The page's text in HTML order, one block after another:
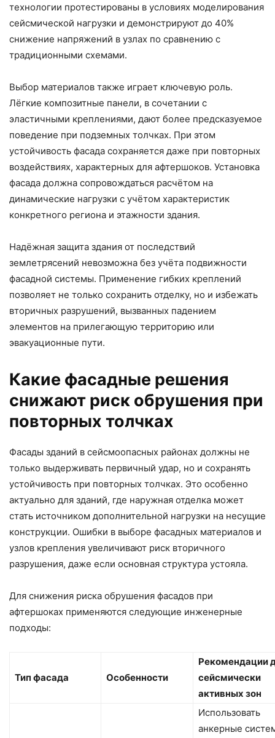
технологии протестированы в условиях моделирования
сейсмической нагрузки и демонстрируют до 40%
снижение напряжений в узлах по сравнению с
традиционными схемами.
Выбор материалов также играет ключевую роль.
Лёгкие композитные панели, в сочетании с
эластичными креплениями, дают более предсказуемое
поведение при подземных толчках. При этом
устойчивость фасада сохраняется даже при повторных
воздействиях, характерных для афтершоков. Установка
фасада должна сопровождаться расчётом на
динамические нагрузки с учётом характеристик
конкретного региона и этажности здания.
Надёжная защита здания от последствий
землетрясений невозможна без учёта подвижности
фасадной системы. Применение гибких креплений
позволяет не только сохранить отделку, но и избежать
вторичных разрушений, вызванных падением
элементов на прилегающую территорию или
эвакуационные пути.
Какие фасадные решения
снижают риск обрушения при
повторных толчках
Фасады зданий в сейсмоопасных районах должны не
только выдерживать первичный удар, но и сохранять
устойчивость при повторных толчках. Это особенно
актуально для зданий, где наружная отделка может
стать источником дополнительной нагрузки на несущие
конструкции. Ошибки в выборе фасадных материалов и
узлов крепления увеличивают риск вторичного
разрушения, даже если основная структура устояла.
Для снижения риска обрушения фасадов при
афтершоках применяются следующие инженерные
подходы:
Тип фасада Особенности
Рекомендации
сейсмически
активных зон
Использовать
анкерные